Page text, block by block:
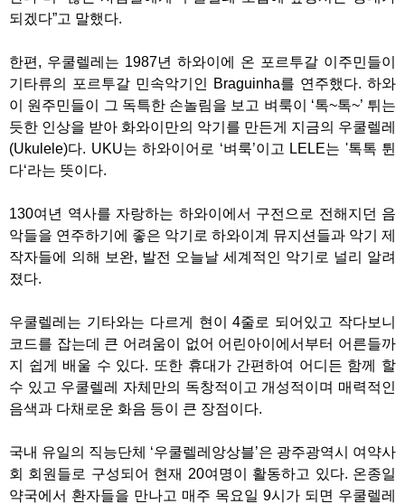
되겠다”고 말했다.
한편, 우쿨렐레는 1987년 하와이에 온 포르투갈 이주민들이
기타류의 포르투갈 민속악기인 Braguinha를 연주했다. 하와
이 원주민들이 그 독특한 손놀림을 보고 벼룩이 ‘톡~톡~’ 튀는
듯한 인상을 받아 화와이만의 악기를 만든게 지금의 우쿨렐레
(Ukulele)다. UKU는 하와이어로 ‘벼룩’이고 LELE는 '톡톡 튄
다‘라는 뜻이다.
130여년 역사를 자랑하는 하와이에서 구전으로 전해지던 음
악들을 연주하기에 좋은 악기로 하와이계 뮤지션들과 악기 제
작자들에 의해 보완, 발전 오늘날 세계적인 악기로 널리 알려
졌다.
우쿨렐레는 기타와는 다르게 현이 4줄로 되어있고 작다보니
코드를 잡는데 큰 어려움이 없어 어린아이에서부터 어른들까
지 쉽게 배울 수 있다. 또한 휴대가 간편하여 어디든 함께 할
수 있고 우쿨렐레 자체만의 독창적이고 개성적이며 매력적인
음색과 다채로운 화음 등이 큰 장점이다.
국내 유일의 직능단체 ‘우쿨렐레앙상블’은 광주광역시 여약사
회 회원들로 구성되어 현재 20여명이 활동하고 있다. 온종일
약국에서 환자들을 만나고 매주 목요일 9시가 되면 우쿨렐레